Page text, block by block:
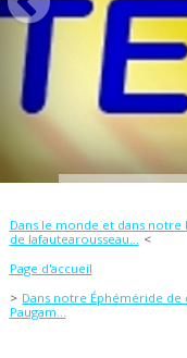
Dans le monde et dans notre
de lafautearousseau...
Page d'accueil
Dans notre Éphéméride de
Paugam...